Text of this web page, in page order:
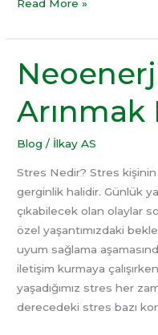
Read More »
Blog / İlkay AS
Stres Nedir? Stres
gerginlik halidir. Günlük
çıkabilecek olan olaylar
özel yaşantımızdaki
uyum sağlama
iletişim kurmaya
yaşadığımız stres her
derecedeki stres bazı
Neoenerji
İle
Stresten
Arınmak
Mümkün